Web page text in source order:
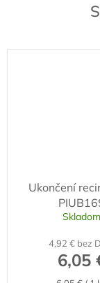
Ukončení
Skladom
4,92 € bez
6,05